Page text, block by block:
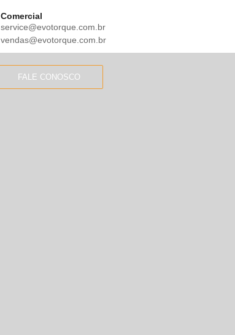
Comercial
service@evotorque.com.br
vendas@evotorque.com.br
FALE CONOSCO